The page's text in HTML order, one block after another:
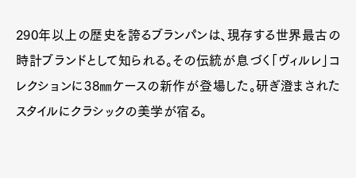
290年以上の歴史を誇るブランパンは、現存する世界最古の
時計ブランドとして知られる。その伝統が息づく「ヴィルレ」コ
レクションに38㎜ケースの新作が登場した。研ぎ澄まされた
スタイルにクラシックの美学が宿る。